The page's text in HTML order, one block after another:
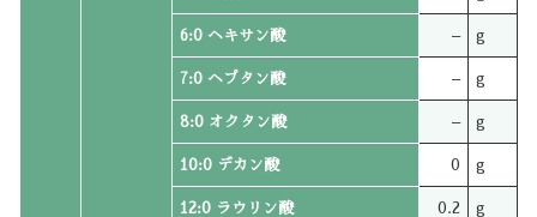
6:0 ヘキサン酸 – g
7:0 ヘプタン酸 – g
8:0 オクタン酸 – g
10:0 デカン酸 0 g
12:0 ラウリン酸 0.2 g